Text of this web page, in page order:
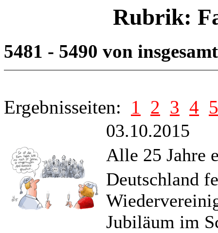
Rubrik:
5481 - 5490 von
Ergebnisseiten: 1 2 3 4 5
03.10.2015
Alle 25 Jahre
Deutschland
Jubiläum im